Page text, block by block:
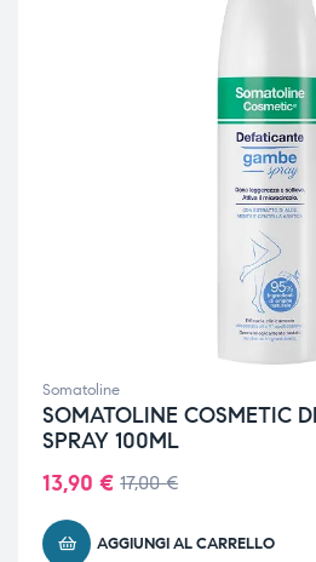
Somatoline
SOMATOLINE COSMETIC
SPRAY 100ML
17,00€
13,90 €
AGGIUNGI AL CARRELLO